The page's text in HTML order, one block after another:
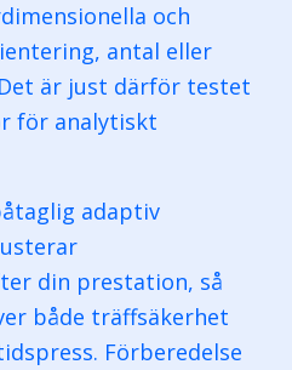
och
antal eller
är just därför testet
för analytiskt
adaptiv
din prestation, så
både träffsäkerhet
Förberedelse